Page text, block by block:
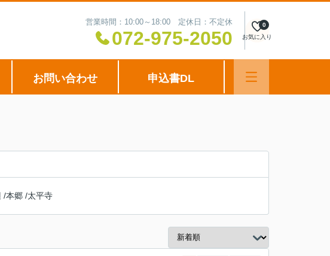
営業時間：10:00～18:00 定休日：不定休
072-975-2050 お気に入り
0
お問い合わせ 申込書DL
/本郷 /太平寺